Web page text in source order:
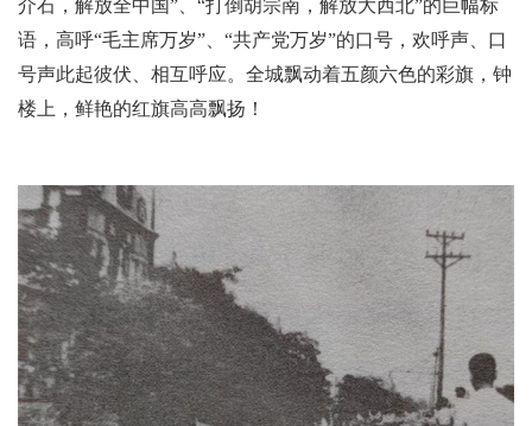
介石，解放全中国”、“打倒胡宗南，解放大西北”的巨幅标
语，高呼“毛主席万岁”、“共产党万岁”的口号，欢呼声、口
号声此起彼伏、相互呼应。全城飘动着五颜六色的彩旗，钟
楼上，鲜艳的红旗高高飘扬！